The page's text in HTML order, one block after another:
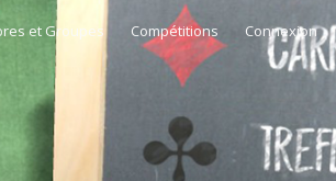
et Groupes Compétitions Connexion